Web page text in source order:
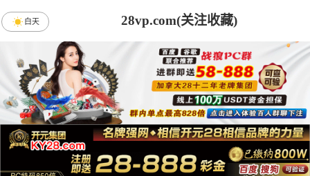
28vp.com(关注收藏)
白天